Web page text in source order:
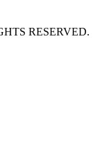
RESERVED.